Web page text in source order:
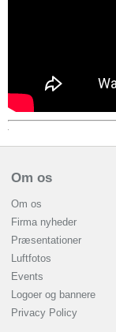
Om os
Om os
Firma nyheder
Præsentationer
Luftfotos
Events
Logoer og bannere
Privacy Policy